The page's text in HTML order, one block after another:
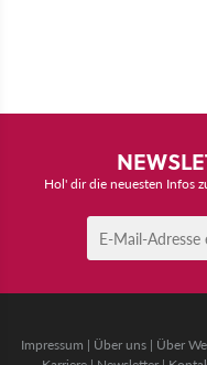
Hol' dir die neuesten Infos
Impressum | Über uns| Über